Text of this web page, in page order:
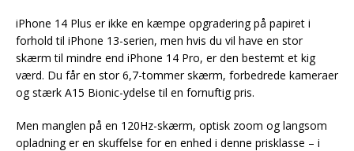
iPhone 14 Plus er ikke en kæmpe opgradering på papiret i
forhold til iPhone 13-serien, men hvis du vil have en stor
skærm til mindre end iPhone 14 Pro, er den bestemt et kig
værd. Du får en stor 6,7-tommer skærm, forbedrede kameraer
og stærk A15 Bionic-ydelse til en fornuftig pris.
Men manglen på en 120Hz-skærm, optisk zoom og langsom
opladning er en skuffelse for en enhed i denne prisklasse – i